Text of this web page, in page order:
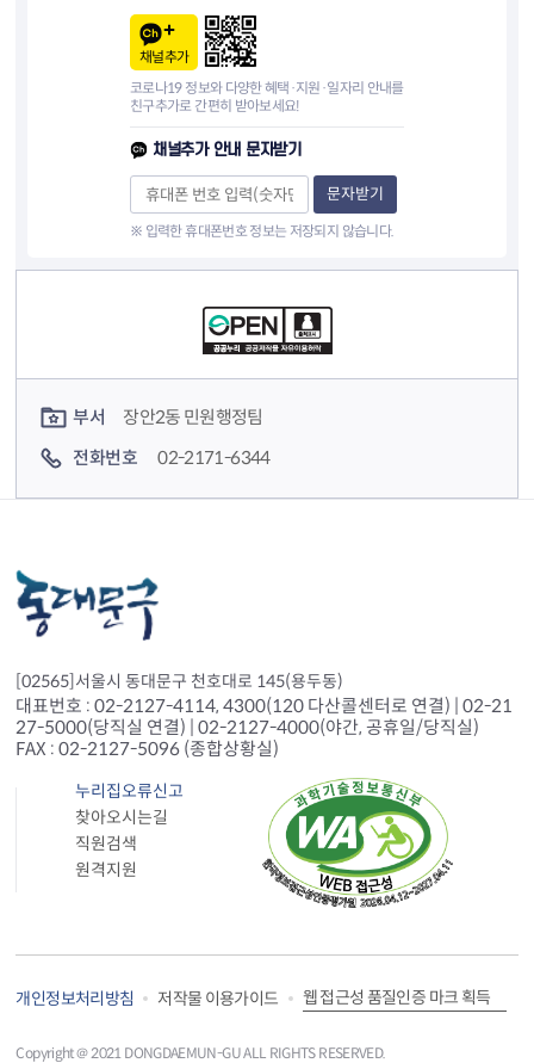
채널추가
코로나19 정보와 다양한 혜택·지원·일자리 안내를
친구추가로 간편히 받아보세요!
채널추가 안내 문자받기
문자받기
※ 입력한 휴대폰번호 정보는 저장되지 않습니다.
부서
장안2동 민원행정팀
전화번호
02-2171-6344
[02565]서울시 동대문구 천호대로 145(용두동)
대표번호 : 02-2127-4114, 4300(120 다산콜센터로 연결) | 02-21
27-5000(당직실 연결) | 02-2127-4000(야간, 공휴일/당직실)
FAX : 02-2127-5096 (종합상황실)
누리집오류신고
찾아오시는길
직원검색
원격지원
개인정보처리방침 저작물 이용가이드 웹 접근성 품질인증 마크 획득
Copyright＠ 2021 DONGDAEMUN-GU ALL RIGHTS RESERVED.